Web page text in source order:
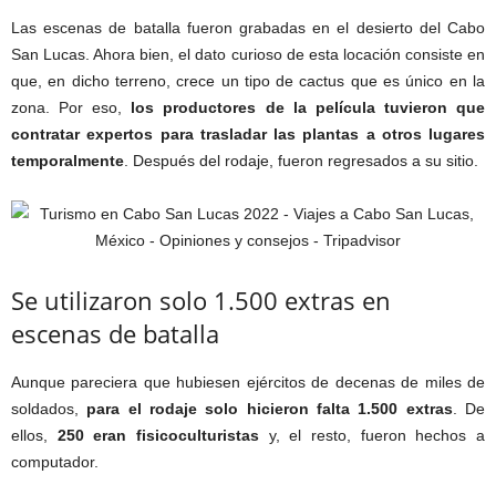
Las escenas de batalla fueron grabadas en el desierto del Cabo
San Lucas. Ahora bien, el dato curioso de esta locación consiste en
que, en dicho terreno, crece un tipo de cactus que es único en la
zona. Por eso, los productores de la película tuvieron que
contratar expertos para trasladar las plantas a otros lugares
temporalmente. Después del rodaje, fueron regresados a su sitio.
Se utilizaron solo 1.500 extras en
escenas de batalla
Aunque pareciera que hubiesen ejércitos de decenas de miles de
soldados, para el rodaje solo hicieron falta 1.500 extras. De
ellos, 250 eran fisicoculturistas y, el resto, fueron hechos a
computador.